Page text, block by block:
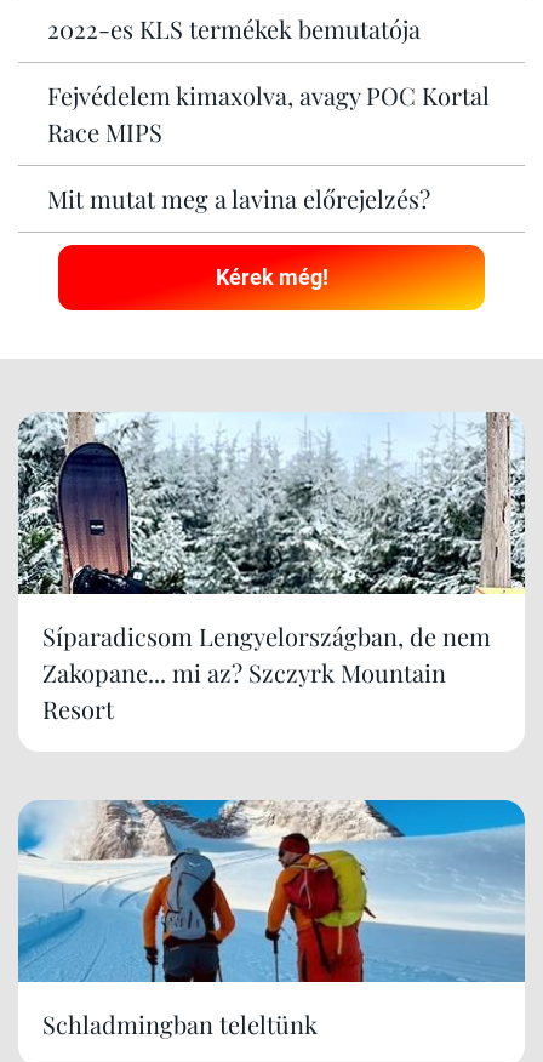
2022-es KLS termékek bemutatója
Fejvédelem kimaxolva, avagy POC Kortal
Race MIPS
Mit mutat meg a lavina előrejelzés?
Kérek még!
Síparadicsom Lengyelországban, de nem
Zakopane... mi az? Szczyrk Mountain
Resort
Schladmingban teleltünk